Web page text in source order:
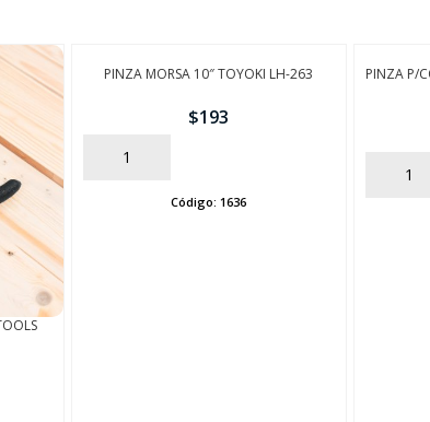
PINZA MORSA 10″ TOYOKI LH-263
$193
AÑADIR
Código:1636
PINZA P/
AÑADIR